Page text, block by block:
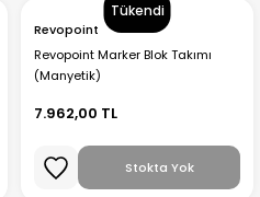
Artillery 3d
Tükendi
Revopoint
Revopoint Marker Blok Takımı
(Manyetik)
7.962,00 TL
Stokta Yok